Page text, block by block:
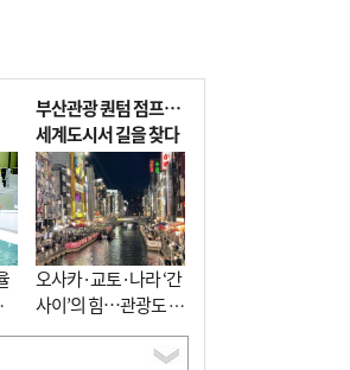
부산관광 퀀텀 점프…
세계도시서 길을 찾다
오사카·교토·나라 ‘간
사이’의 힘…관광도 뭉
쳐야 흥한다